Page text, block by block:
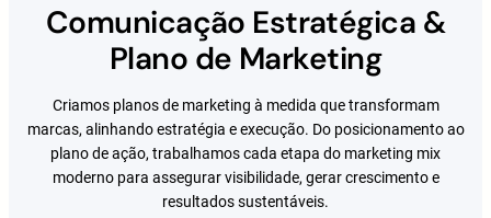
Comunicação Estratégica &
Plano de Marketing
Criamos planos de marketing à medida que transformam
marcas, alinhando estratégia e execução. Do posicionamento ao
plano de ação, trabalhamos cada etapa do marketing mix
moderno para assegurar visibilidade, gerar crescimento e
resultados sustentáveis.